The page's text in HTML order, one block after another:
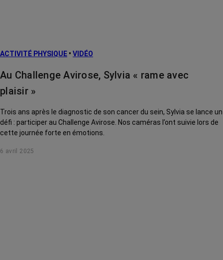
ACTIVITÉ PHYSIQUE • VIDÉO
Au Challenge Avirose, Sylvia « rame avec
plaisir »
Trois ans après le diagnostic de son cancer du sein, Sylvia se lance un
défi : participer au Challenge Avirose. Nos caméras l’ont suivie lors de
cette journée forte en émotions.
6 avril 2025